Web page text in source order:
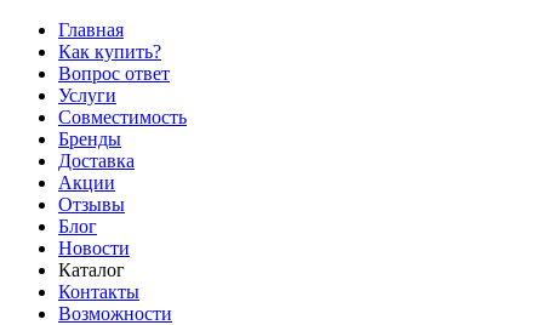
Главная
Как купить?
Вопрос ответ
Услуги
Совместимость
Бренды
Доставка
Акции
Отзывы
Блог
Новости
Каталог
Контакты
Возможности